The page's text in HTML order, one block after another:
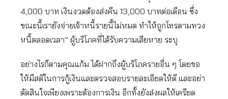
4,000 บาท เงินงวดต้องส่งคืน 13,000 บาทต่อเดือน ซึ่ง
ขณะนี้เรายังจ่ายเจ้าหนี้รายนี้ไม่หมด ทำให้ถูกโทรตามทวง
หนี้ตลอดเวลา” ผู้บริโภคที่ได้รับความเสียหาย ระบุ
อย่างไรก็ตามคุณแก้ม ได้ฝากถึงผู้บริโภครายอื่น ๆ โดยขอ
ให้มีสติในการกู้เงินและตรวจสอบรายละเอียดให้ดี และอย่า
ตัดสินใจเพียงเพราะต้องการเงิน อีกทั้งยังส่งผลให้เครียด